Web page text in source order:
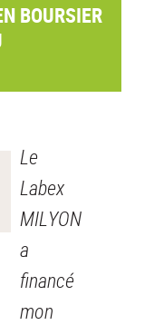
BOURSIER
Le
Labex
MILYON
a
financé
mon